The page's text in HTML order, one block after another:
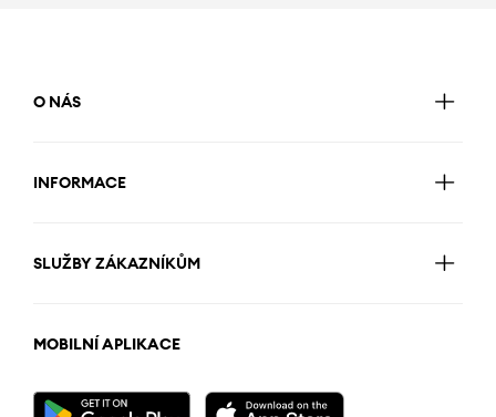
O NÁS
INFORMACE
SLUŽBY ZÁKAZNÍKŮM
MOBILNÍ APLIKACE